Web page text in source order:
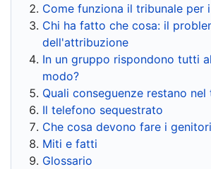
Come funziona il tribunale per
Chi ha fatto che cosa: il
dell'attribuzione
In un gruppo rispondono tutti
modo?
Quali conseguenze restano nel
Il telefono sequestrato
Che cosa devono fare i
Miti e fatti
Glossario